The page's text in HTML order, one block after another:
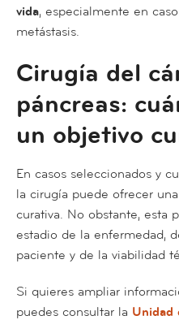
vida, especialmente en
metástasis.
Cirugía del
páncreas:
un objetivo
En casos seleccionados y
la cirugía puede ofrecer
curativa. No obstante, esta
estadio de la enfermedad,
paciente y de la viabilidad
Si quieres ampliar
puedes consultar la Unidad